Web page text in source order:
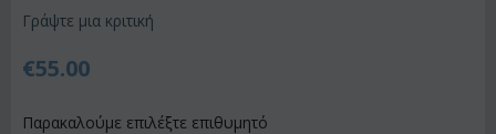
Γράψτε μια κριτική
€55.00
Παρακαλούμε επιλέξτε επιθυμητό